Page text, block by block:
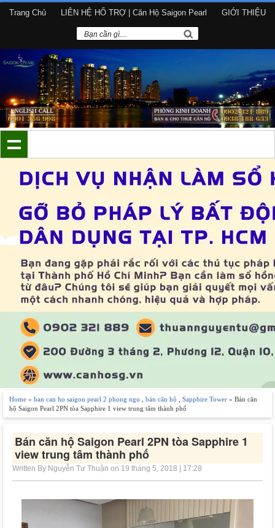
Trang Chủ LIÊN HỆ HỔ TRỢ | Căn Hộ Saigon Pearl GIỚI THIỆU
Home » ban can ho saigon pearl 2 phong ngu bán căn hộ Sapphire Tower » Bán căn
hộ Saigon Pearl 2PN tòa Sapphire 1 view trung tâm thành phố
Bán căn hộ Saigon Pearl 2PN tòa Sapphire 1
view trung tâm thành phố
Written By Nguyễn Tư Thuận on 19 tháng 5, 2018 | 17:28